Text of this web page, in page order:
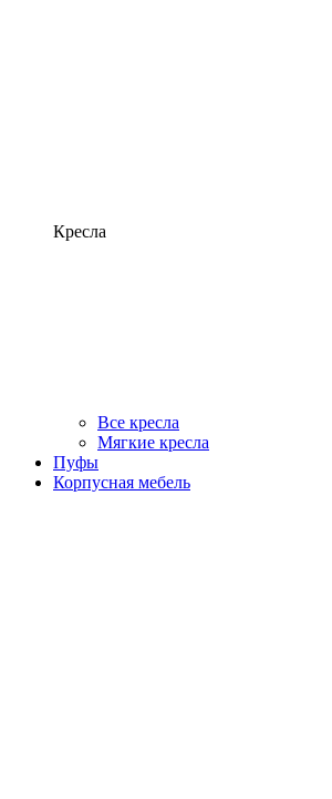
Кресла
Все кресла
Мягкие кресла
Пуфы
Корпусная мебель